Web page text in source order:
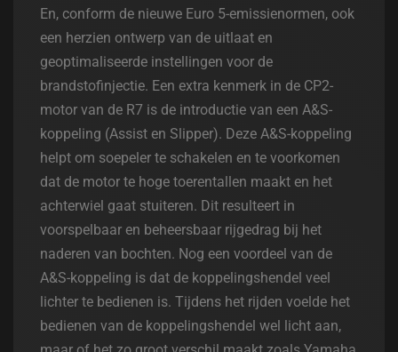
En, conform de nieuwe Euro 5-emissienormen, ook
een herzien ontwerp van de uitlaat en
geoptimaliseerde instellingen voor de
brandstofinjectie. Een extra kenmerk in de CP2-
motor van de R7 is de introductie van een A&S-
koppeling (Assist en Slipper). Deze A&S-koppeling
helpt om soepeler te schakelen en te voorkomen
dat de motor te hoge toerentallen maakt en het
achterwiel gaat stuiteren. Dit resulteert in
voorspelbaar en beheersbaar rijgedrag bij het
naderen van bochten. Nog een voordeel van de
A&S-koppeling is dat de koppelingshendel veel
lichter te bedienen is. Tijdens het rijden voelde het
bedienen van de koppelingshendel wel licht aan,